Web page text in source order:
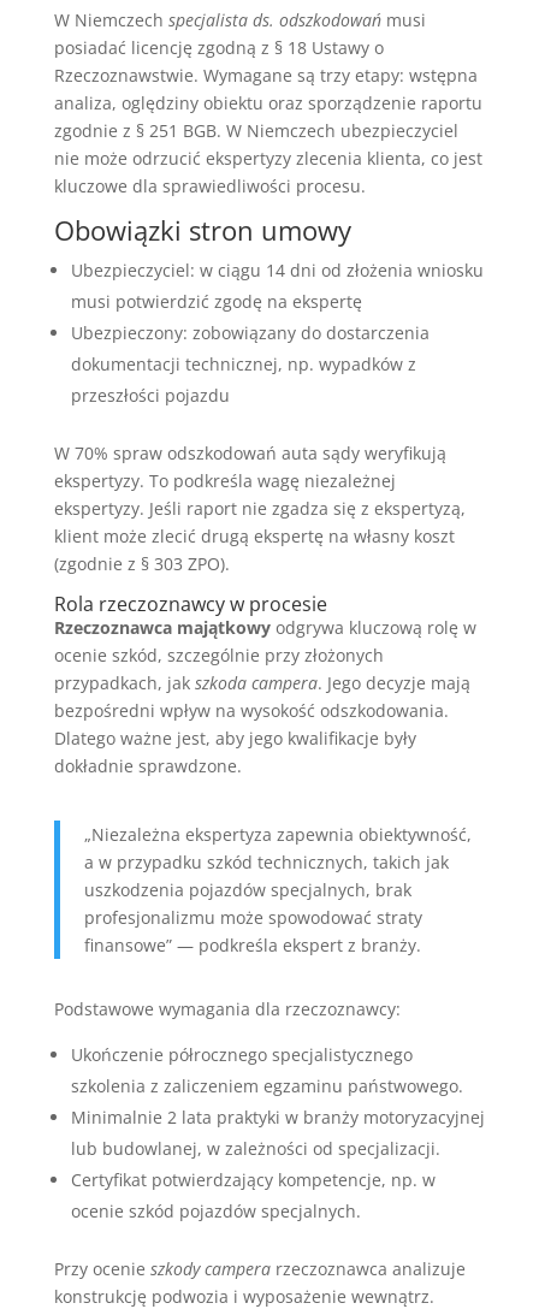
W Niemczech specjalista ds. odszkodowańmusi
posiadać licencję zgodną z § 18 Ustawy o
Rzeczoznawstwie. Wymagane są trzy etapy: wstępna
analiza, oględziny obiektu oraz sporządzenie raportu
zgodnie z § 251 BGB. W Niemczech ubezpieczyciel
nie może odrzucić ekspertyzy zlecenia klienta, co jest
kluczowe dla sprawiedliwości procesu.
Obowiązki stron umowy
Ubezpieczyciel: w ciągu 14 dni od złożenia wniosku
musi potwierdzić zgodę na ekspertę
Ubezpieczony: zobowiązany do dostarczenia
dokumentacji technicznej, np. wypadków z
przeszłości pojazdu
W 70% spraw odszkodowań auta sądy weryfikują
ekspertyzy. To podkreśla wagę niezależnej
ekspertyzy. Jeśli raport nie zgadza się z ekspertyzą,
klient może zlecić drugą ekspertę na własny koszt
(zgodnie z § 303 ZPO).
Rola rzeczoznawcy w procesie
Rzeczoznawca majątkowyodgrywa kluczową rolę w
ocenie szkód, szczególnie przy złożonych
przypadkach, jak szkoda campera. Jego decyzje mają
bezpośredni wpływ na wysokość odszkodowania.
Dlatego ważne jest, aby jego kwalifikacje były
dokładnie sprawdzone.
„Niezależna ekspertyza zapewnia obiektywność,
a w przypadku szkód technicznych, takich jak
uszkodzenia pojazdów specjalnych, brak
profesjonalizmu może spowodować straty
finansowe” — podkreśla ekspert z branży.
Podstawowe wymagania dla rzeczoznawcy:
Ukończenie półrocznego specjalistycznego
szkolenia z zaliczeniem egzaminu państwowego.
Minimalnie 2 lata praktyki w branży motoryzacyjnej
lub budowlanej, w zależności od specjalizacji.
Certyfikat potwierdzający kompetencje, np. w
ocenie szkód pojazdów specjalnych.
Przy ocenie szkody camperarzeczoznawca analizuje
konstrukcję podwozia i wyposażenie wewnątrz.